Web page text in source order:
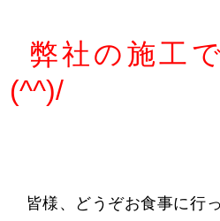
弊社の施工
(^^)/
皆様、どうぞお食事に行